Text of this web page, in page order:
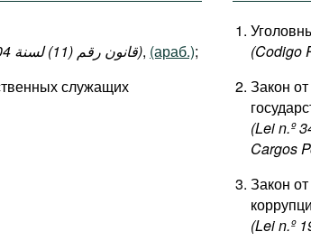
(قانون رقم (11) لسنة 2004 بإصدار قانون العقوبات: المواد 140-149 ، 152-154), (араб.);
служащих
(Codigo
Закон
(Lei n.º
Cargos
Закон
(Lei n.º